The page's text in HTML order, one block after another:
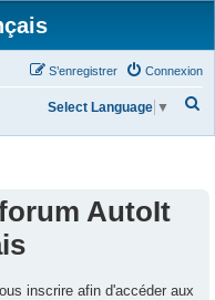
Connexion
S’enregistrer
Select Language ▼
AutoIt
inscrire afin d'accéder aux